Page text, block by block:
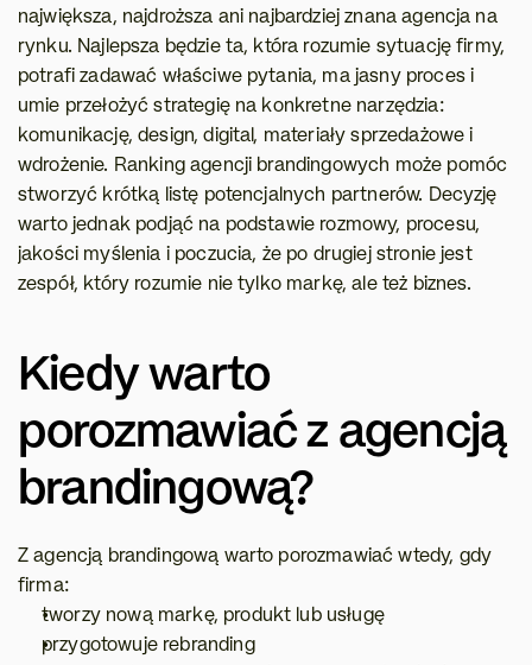
największa, najdroższa ani najbardziej znana agencja na
rynku. Najlepsza będzie ta, która rozumie sytuację firmy,
potrafi zadawać właściwe pytania, ma jasny proces i
umie przełożyć strategię na konkretne narzędzia:
komunikację, design, digital, materiały sprzedażowe i
wdrożenie. Ranking agencji brandingowych może pomóc
stworzyć krótką listę potencjalnych partnerów. Decyzję
warto jednak podjąć na podstawie rozmowy, procesu,
jakości myślenia i poczucia, że po drugiej stronie jest
zespół, który rozumie nie tylko markę, ale też biznes.
Kiedy warto
porozmawiać z agencją
brandingową?
Z agencją brandingową warto porozmawiać wtedy, gdy
firma:
tworzy nową markę, produkt lub usługę
przygotowuje rebranding